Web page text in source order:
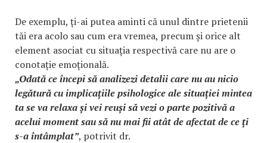
De exemplu, ți-ai putea aminti că unul dintre prietenii
tăi era acolo sau cum era vremea, precum și orice alt
element asociat cu situația respectivă care nu are o
conotație emoțională.
„Odată ce începi să analizezi detalii care nu au nicio
legătură cu implicațiile psihologice ale situației mintea
ta se va relaxa și vei reuși să vezi o parte pozitivă a
acelui moment sau să nu mai fii atât de afectat de ce ți
s-a întâmplat”, potrivit dr.